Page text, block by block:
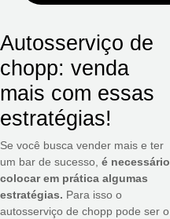
Autosserviço de
chopp: venda
mais com essas
estratégias!
Se você busca vender mais e ter
um bar de sucesso, é necessário
colocar em prática algumas
estratégias. Para isso o
autosserviço de chopp pode ser o